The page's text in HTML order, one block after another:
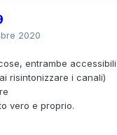
2020
entrambe
risintonizzare i canali)
vero e proprio.